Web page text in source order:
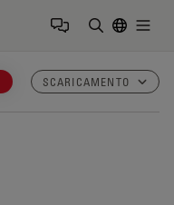
SCARICAMENTO